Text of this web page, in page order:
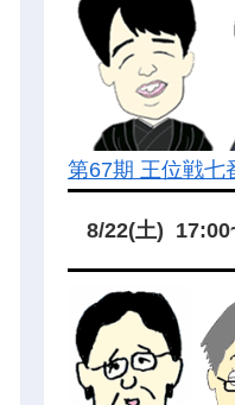
第67期 王位戦七
8/22(土)